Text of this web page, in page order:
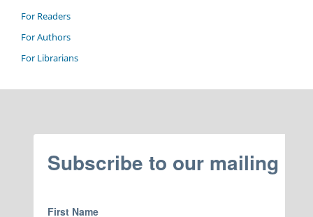
For Readers
For Authors
For Librarians